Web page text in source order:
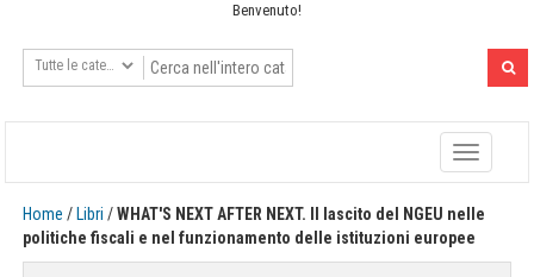
Benvenuto!
Toggle
navigation
Home / Libri /WHAT'S NEXT AFTER NEXT. Il lascito del NGEU nelle
politiche fiscali e nel funzionamento delle istituzioni europee